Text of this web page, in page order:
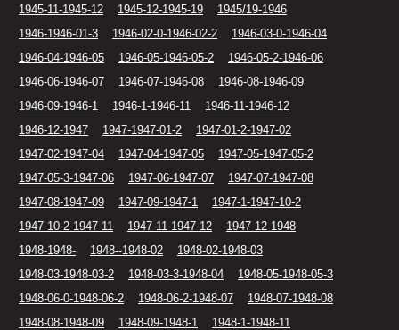
1945-11-1945-12
1945-12-1945-19
1945/19-1946
1946-1946-01-3
1946-02-0-1946-02-2
1946-03-0-1946-04
1946-04-1946-05
1946-05-1946-05-2
1946-05-2-1946-06
1946-06-1946-07
1946-07-1946-08
1946-08-1946-09
1946-09-1946-1
1946-1-1946-11
1946-11-1946-12
1946-12-1947
1947-1947-01-2
1947-01-2-1947-02
1947-02-1947-04
1947-04-1947-05
1947-05-1947-05-2
1947-05-3-1947-06
1947-06-1947-07
1947-07-1947-08
1947-08-1947-09
1947-09-1947-1
1947-1-1947-10-2
1947-10-2-1947-11
1947-11-1947-12
1947-12-1948
1948-1948-
1948--1948-02
1948-02-1948-03
1948-03-1948-03-2
1948-03-3-1948-04
1948-05-1948-05-3
1948-06-0-1948-06-2
1948-06-2-1948-07
1948-07-1948-08
1948-08-1948-09
1948-09-1948-1
1948-1-1948-11